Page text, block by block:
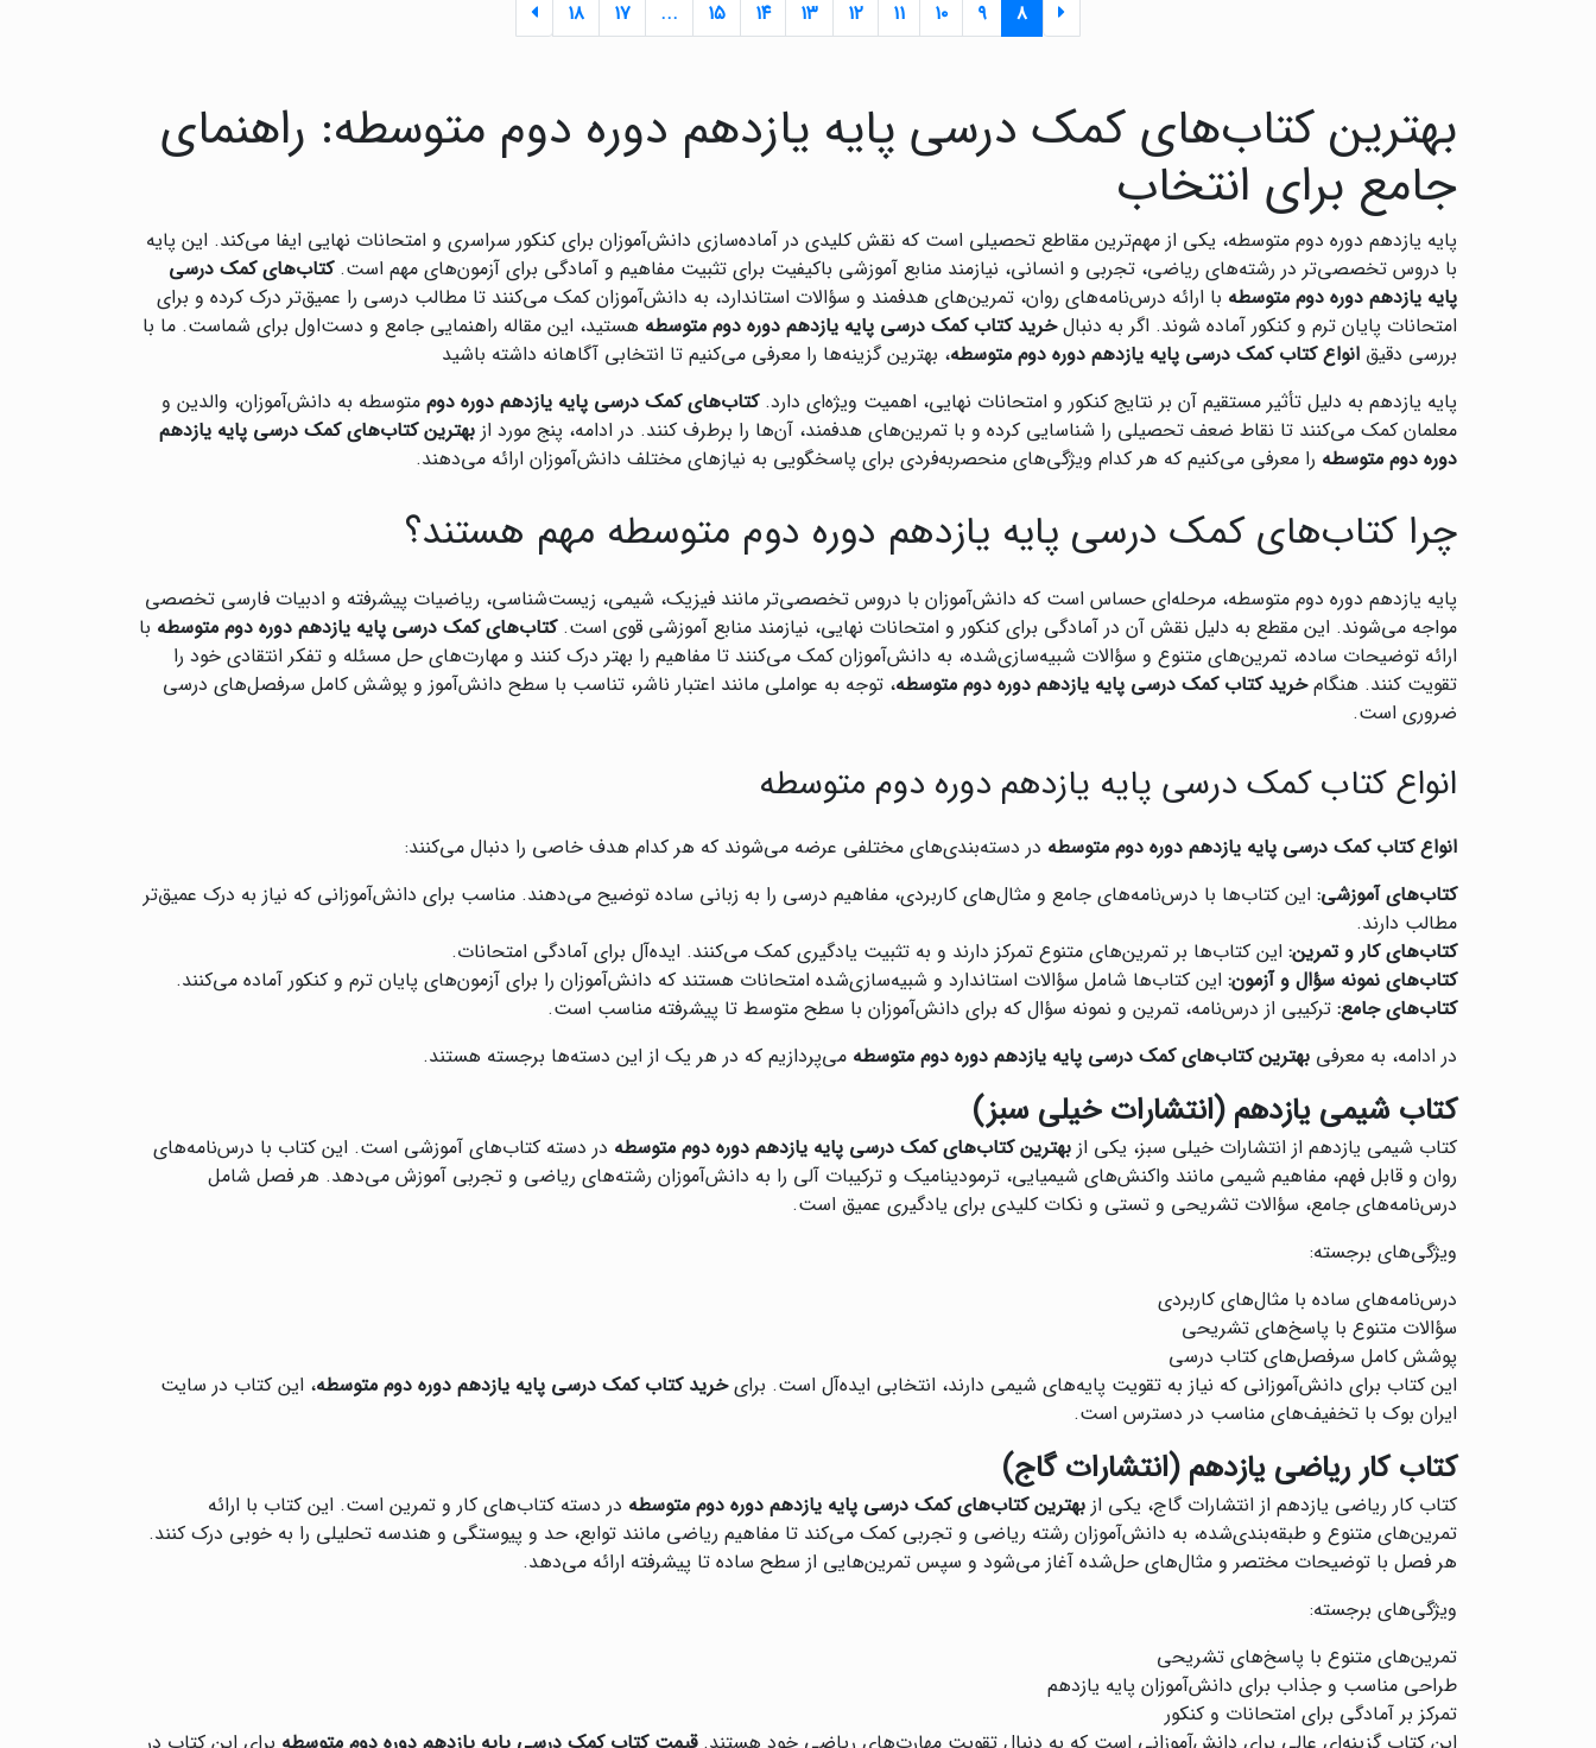
۸ ۹ ۱۰ ۱۱ ۱۲ ۱۳ ۱۴ ۱۵ ... ۱۷ ۱۸
بهترین کتاب‌های کمک درسی پایه یازدهم دوره دوم متوسطه: راهنمای
جامع برای انتخاب
پایه یازدهم دوره دوم متوسطه، یکی از مهم‌ترین مقاطع تحصیلی است که نقش کلیدی در آماده‌سازی دانش‌آموزان برای کنکور سراسری و امتحانات نهایی ایفا می‌کند. این پایه
با دروس تخصصی‌تر در رشته‌های ریاضی، تجربی و انسانی، نیازمند منابع آموزشی باکیفیت برای تثبیت مفاهیم و آمادگی برای آزمون‌های مهم است.کتاب‌های کمک درسی
پایه یازدهم دوره دوم متوسطه با ارائه درس‌نامه‌های روان، تمرین‌های هدفمند و سؤالات استاندارد، به دانش‌آموزان کمک می‌کنند تا مطالب درسی را عمیق‌تر درک کرده و برای
امتحانات پایان ترم و کنکور آماده شوند. اگر به دنبالخرید کتاب کمک درسی پایه یازدهم دوره دوم متوسطه هستید، این مقاله راهنمایی جامع و دست‌اول برای شماست. ما با
بررسی دقیق انواع کتاب کمک درسی پایه یازدهم دوره دوم متوسطه، بهترین گزینه‌ها را معرفی می‌کنیم تا انتخابی آگاهانه داشته باشید
پایه یازدهم به دلیل تأثیر مستقیم آن بر نتایج کنکور و امتحانات نهایی، اهمیت ویژه‌ای دارد.کتاب‌های کمک درسی پایه یازدهم دوره دوم متوسطه به دانش‌آموزان، والدین و
معلمان کمک می‌کنند تا نقاط ضعف تحصیلی را شناسایی کرده و با تمرین‌های هدفمند، آن‌ها را برطرف کنند. در ادامه، پنج مورد از بهترین کتاب‌های کمک درسی پایه یازدهم
دوره دوم متوسطه را معرفی می‌کنیم که هر کدام ویژگی‌های منحصربه‌فردی برای پاسخگویی به نیازهای مختلف دانش‌آموزان ارائه می‌دهند.
چرا کتاب‌های کمک درسی پایه یازدهم دوره دوم متوسطه مهم هستند؟
پایه یازدهم دوره دوم متوسطه، مرحله‌ای حساس است که دانش‌آموزان با دروس تخصصی‌تر مانند فیزیک، شیمی، زیست‌شناسی، ریاضیات پیشرفته و ادبیات فارسی تخصصی
مواجه می‌شوند. این مقطع به دلیل نقش آن در آمادگی برای کنکور و امتحانات نهایی، نیازمند منابع آموزشی قوی است.کتاب‌های کمک درسی پایه یازدهم دوره دوم متوسطه با
ارائه توضیحات ساده، تمرین‌های متنوع و سؤالات شبیه‌سازی‌شده، به دانش‌آموزان کمک می‌کنند تا مفاهیم را بهتر درک کنند و مهارت‌های حل مسئله و تفکر انتقادی خود را
تقویت کنند. هنگامخرید کتاب کمک درسی پایه یازدهم دوره دوم متوسطه، توجه به عواملی مانند اعتبار ناشر، تناسب با سطح دانش‌آموز و پوشش کامل سرفصل‌های درسی
ضروری است.
انواع کتاب کمک درسی پایه یازدهم دوره دوم متوسطه
انواع کتاب کمک درسی پایه یازدهم دوره دوم متوسطه در دسته‌بندی‌های مختلفی عرضه می‌شوند که هر کدام هدف خاصی را دنبال می‌کنند:
کتاب‌های آموزشی: این کتاب‌ها با درس‌نامه‌های جامع و مثال‌های کاربردی، مفاهیم درسی را به زبانی ساده توضیح می‌دهند. مناسب برای دانش‌آموزانی که نیاز به درک عمیق‌تر
مطالب دارند.
کتاب‌های کار و تمرین: این کتاب‌ها بر تمرین‌های متنوع تمرکز دارند و به تثبیت یادگیری کمک می‌کنند. ایده‌آل برای آمادگی امتحانات.
کتاب‌های نمونه سؤال و آزمون: این کتاب‌ها شامل سؤالات استاندارد و شبیه‌سازی‌شده امتحانات هستند که دانش‌آموزان را برای آزمون‌های پایان ترم و کنکور آماده می‌کنند.
کتاب‌های جامع: ترکیبی از درس‌نامه، تمرین و نمونه سؤال که برای دانش‌آموزان با سطح متوسط تا پیشرفته مناسب است.
در ادامه، به معرفی بهترین کتاب‌های کمک درسی پایه یازدهم دوره دوم متوسطه می‌پردازیم که در هر یک از این دسته‌ها برجسته هستند.
کتاب شیمی یازدهم (انتشارات خیلی سبز)
کتاب شیمی یازدهم از انتشارات خیلی سبز، یکی از بهترین کتاب‌های کمک درسی پایه یازدهم دوره دوم متوسطه در دسته کتاب‌های آموزشی است. این کتاب با درس‌نامه‌های
روان و قابل فهم، مفاهیم شیمی مانند واکنش‌های شیمیایی، ترمودینامیک و ترکیبات آلی را به دانش‌آموزان رشته‌های ریاضی و تجربی آموزش می‌دهد. هر فصل شامل
درس‌نامه‌های جامع، سؤالات تشریحی و تستی و نکات کلیدی برای یادگیری عمیق است.
ویژگی‌های برجسته:
درس‌نامه‌های ساده با مثال‌های کاربردی
سؤالات متنوع با پاسخ‌های تشریحی
پوشش کامل سرفصل‌های کتاب درسی
این کتاب برای دانش‌آموزانی که نیاز به تقویت پایه‌های شیمی دارند، انتخابی ایده‌آل است. برایخرید کتاب کمک درسی پایه یازدهم دوره دوم متوسطه، این کتاب در سایت
ایران بوک با تخفیف‌های مناسب در دسترس است.
کتاب کار ریاضی یازدهم (انتشارات گاج)
کتاب کار ریاضی یازدهم از انتشارات گاج، یکی از بهترین کتاب‌های کمک درسی پایه یازدهم دوره دوم متوسطه در دسته کتاب‌های کار و تمرین است. این کتاب با ارائه
تمرین‌های متنوع و طبقه‌بندی‌شده، به دانش‌آموزان رشته ریاضی و تجربی کمک می‌کند تا مفاهیم ریاضی مانند توابع، حد و پیوستگی و هندسه تحلیلی را به خوبی درک کنند.
هر فصل با توضیحات مختصر و مثال‌های حل‌شده آغاز می‌شود و سپس تمرین‌هایی از سطح ساده تا پیشرفته ارائه می‌دهد.
ویژگی‌های برجسته:
تمرین‌های متنوع با پاسخ‌های تشریحی
طراحی مناسب و جذاب برای دانش‌آموزان پایه یازدهم
تمرکز بر آمادگی برای امتحانات و کنکور
این کتاب گزینه‌ای عالی برای دانش‌آموزانی است که به دنبال تقویت مهارت‌های ریاضی خود هستند.قیمت کتاب کمک درسی پایه یازدهم دوره دوم متوسطه برای این کتاب در